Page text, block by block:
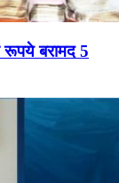
बरामद 5